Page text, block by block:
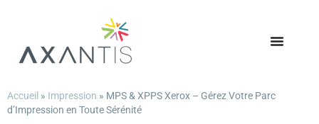
Accueil » Impression » MPS & XPPS Xerox – Gérez Votre Parc
d’Impression en Toute Sérénité